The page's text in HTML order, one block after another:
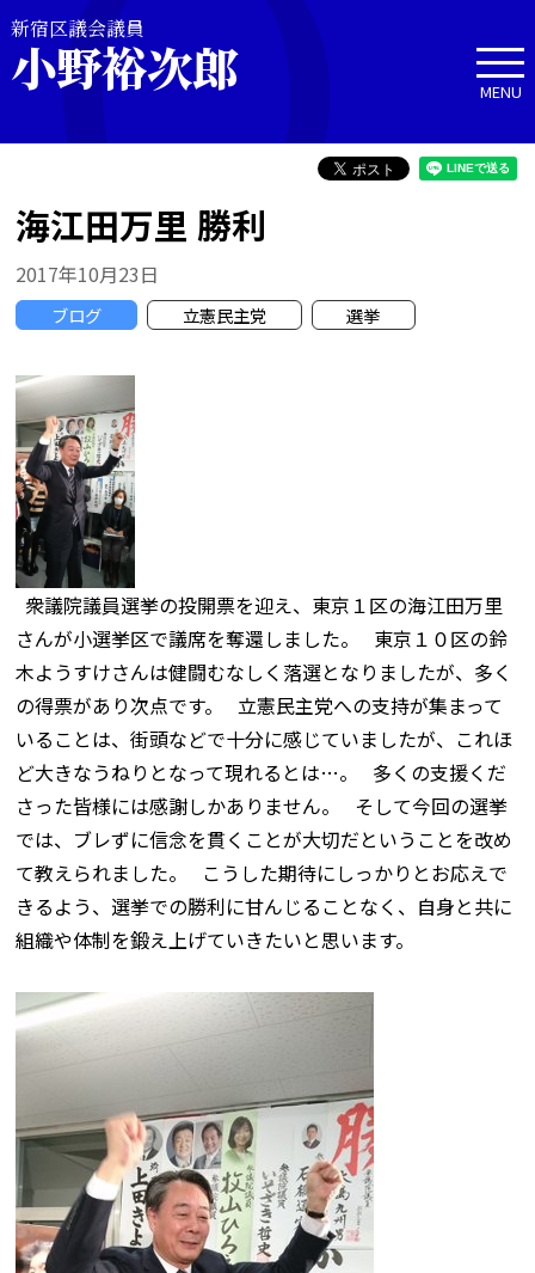
新宿区議会議員
小野裕次郎 MENU
海江田万里 勝利
2017年10月23日
ブログ 立憲民主党 選挙
衆議院議員選挙の投開票を迎え、東京１区の海江田万里
さんが小選挙区で議席を奪還しました。 東京１０区の鈴
木ようすけさんは健闘むなしく落選となりましたが、多く
の得票があり次点です。 立憲民主党への支持が集まって
いることは、街頭などで十分に感じていましたが、これほ
ど大きなうねりとなって現れるとは…。 多くの支援くだ
さった皆様には感謝しかありません。 そして今回の選挙
では、ブレずに信念を貫くことが大切だということを改め
て教えられました。 こうした期待にしっかりとお応えで
きるよう、選挙での勝利に甘んじることなく、自身と共に
組織や体制を鍛え上げていきたいと思います。